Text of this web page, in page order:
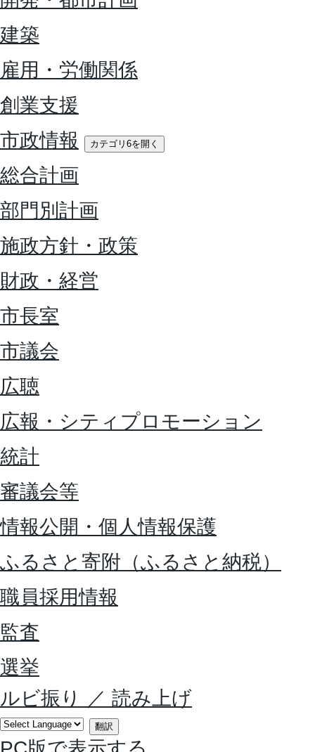
建築
雇用・労働関係
創業支援
市政情報
カテゴリ6を開く
総合計画
部門別計画
施政方針・政策
財政・経営
市長室
市議会
広聴
広報・シティプロモーション
統計
審議会等
情報公開・個人情報保護
ふるさと寄附（ふるさと納税）
職員採用情報
監査
選挙
ルビ振り
／ 読み上げ
翻訳